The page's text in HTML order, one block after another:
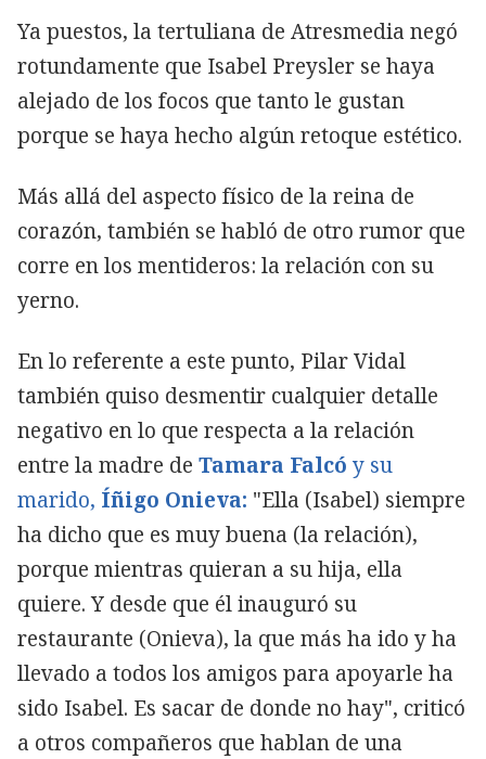
Ya puestos, la tertuliana de Atresmedia negó
rotundamente que Isabel Preysler se haya
alejado de los focos que tanto le gustan
porque se haya hecho algún retoque estético.
Más allá del aspecto físico de la reina de
corazón, también se habló de otro rumor que
corre en los mentideros: la relación con su
yerno.
En lo referente a este punto, Pilar Vidal
también quiso desmentir cualquier detalle
negativo en lo que respecta a la relación
entre la madre de Tamara Falcó y su
marido, Íñigo Onieva: "Ella (Isabel) siempre
ha dicho que es muy buena (la relación),
porque mientras quieran a su hija, ella
quiere. Y desde que él inauguró su
restaurante (Onieva), la que más ha ido y ha
llevado a todos los amigos para apoyarle ha
sido Isabel. Es sacar de donde no hay", criticó
a otros compañeros que hablan de una